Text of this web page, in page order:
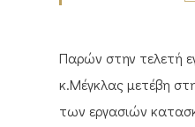
Παρών στην τελετή
κ.Μέγκλας μετέβη
των εργασιών